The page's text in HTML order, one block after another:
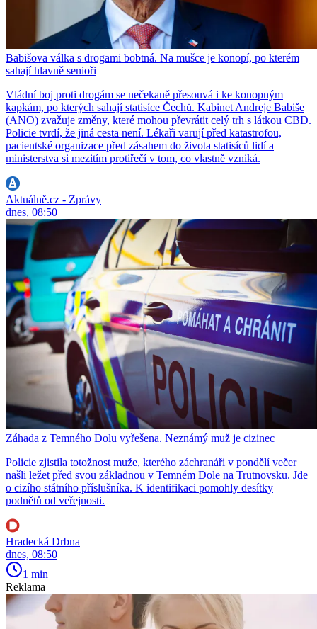
Babišova válka s drogami bobtná. Na mušce je konopí, po kterém
sahají hlavně senioři
Vládní boj proti drogám se nečekaně přesouvá i ke konopným
kapkám, po kterých sahají statisíce Čechů. Kabinet Andreje Babiše
(ANO) zvažuje změny, které mohou převrátit celý trh s látkou CBD.
Policie tvrdí, že jiná cesta není. Lékaři varují před katastrofou,
pacientské organizace před zásahem do života statisíců lidí a
ministerstva si mezitím protiřečí v tom, co vlastně vzniká.
Aktuálně.cz - Zprávy
dnes, 08:50
Záhada z Temného Dolu vyřešena. Neznámý muž je cizinec
Policie zjistila totožnost muže, kterého záchranáři v pondělí večer
našli ležet před svou základnou v Temném Dole na Trutnovsku. Jde
o cizího státního příslušníka. K identifikaci pomohly desítky
podnětů od veřejnosti.
Hradecká Drbna
dnes, 08:50
1 min
Reklama